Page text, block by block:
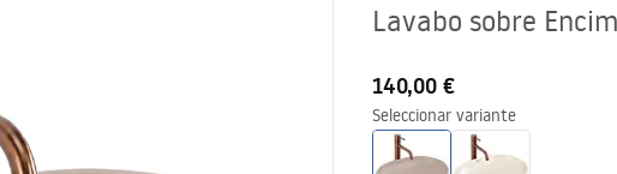
Lavabo sobre
140,00 €
Seleccionar variante